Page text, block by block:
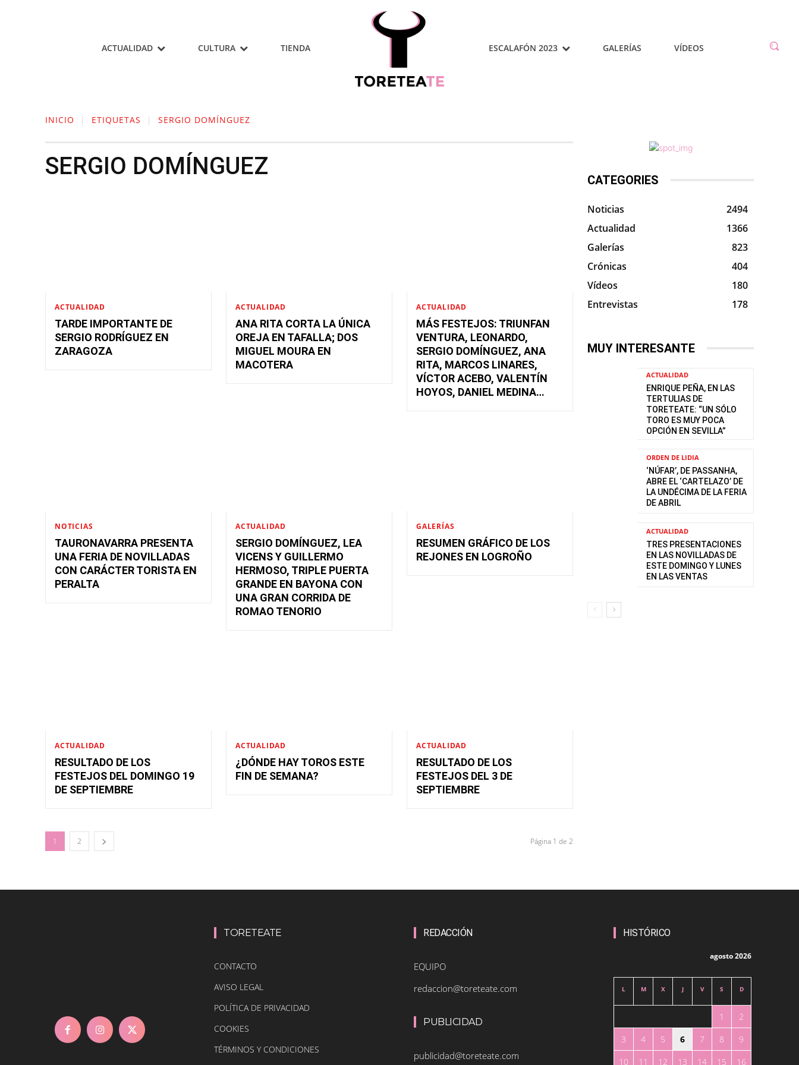
ACTUALIDAD CULTURA TIENDA ESCALAFÓN 2023 GALERÍAS VÍDEOS
INICIO ETIQUETAS SERGIO DOMÍNGUEZ
SERGIO DOMÍNGUEZ
ACTUALIDAD
TARDE IMPORTANTE DE
SERGIO RODRÍGUEZ EN
ZARAGOZA
ACTUALIDAD
ANA RITA CORTA LA ÚNICA
OREJA EN TAFALLA; DOS
MIGUEL MOURA EN
MACOTERA
ACTUALIDAD
MÁS FESTEJOS: TRIUNFAN
VENTURA, LEONARDO,
SERGIO DOMÍNGUEZ, ANA
RITA, MARCOS LINARES,
VÍCTOR ACEBO, VALENTÍN
HOYOS, DANIEL MEDINA…
NOTICIAS
TAURONAVARRA PRESENTA
UNA FERIA DE NOVILLADAS
CON CARÁCTER TORISTA EN
PERALTA
ACTUALIDAD
SERGIO DOMÍNGUEZ, LEA
VICENS Y GUILLERMO
HERMOSO, TRIPLE PUERTA
GRANDE EN BAYONA CON
UNA GRAN CORRIDA DE
ROMAO TENORIO
GALERÍAS
RESUMEN GRÁFICO DE LOS
REJONES EN LOGROÑO
ACTUALIDAD
RESULTADO DE LOS
FESTEJOS DEL DOMINGO 19
DE SEPTIEMBRE
ACTUALIDAD
¿DÓNDE HAY TOROS ESTE
FIN DE SEMANA?
ACTUALIDAD
RESULTADO DE LOS
FESTEJOS DEL 3 DE
SEPTIEMBRE
1 2 Página 1 de 2
CATEGORIES
Noticias
2494
Actualidad
1366
Galerías
823
Crónicas
404
Vídeos
180
Entrevistas
178
MUY INTERESANTE
ACTUALIDAD
ENRIQUE PEÑA, EN LAS
TERTULIAS DE
TORETEATE: “UN SÓLO
TORO ES MUY POCA
OPCIÓN EN SEVILLA”
ORDEN DE LIDIA
‘NÚFAR’, DE PASSANHA,
ABRE EL ‘CARTELAZO’ DE
LA UNDÉCIMA DE LA FERIA
DE ABRIL
ACTUALIDAD
TRES PRESENTACIONES
EN LAS NOVILLADAS DE
ESTE DOMINGO Y LUNES
EN LAS VENTAS
TORETEATE
CONTACTO
AVISO LEGAL
POLÍTICA DE PRIVACIDAD
COOKIES
TÉRMINOS Y CONDICIONES
REDACCIÓN
EQUIPO
redaccion@toreteate.com
PUBLICIDAD
publicidad@toreteate.com
HISTÓRICO
agosto 2026
L M X J V S D
1
2
3
4 5 6 7 8
9
10
11 12 13 14 15 16